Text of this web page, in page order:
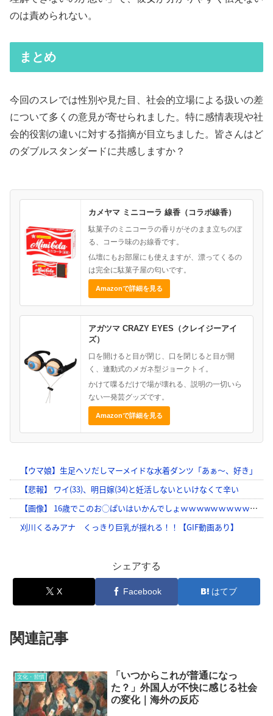
のは責められない。
まとめ
今回のスレでは性別や見た目、社会的立場による扱いの差
について多くの意見が寄せられました。特に感情表現や社
会的役割の違いに対する指摘が目立ちました。皆さんはど
のダブルスタンダードに共感しますか？
カメヤマ ミニコーラ 線香（コラボ線香）
駄菓子のミニコーラの香りがそのまま立ちのぼ
る、コーラ味のお線香です。
仏壇にもお部屋にも使えますが、漂ってくるの
は完全に駄菓子屋の匂いです。
Amazonで詳細を見る
アガツマ CRAZY EYES（クレイジーアイ
ズ）
口を開けると目が閉じ、口を閉じると目が開
く、連動式のメガネ型ジョークトイ。
かけて喋るだけで場が壊れる、説明の一切いら
ない一発芸グッズです。
Amazonで詳細を見る
シェアする
X Facebook はてブ
関連記事
文化・習慣
「いつからこれが普通になっ
た？」外国人が不快に感じる社会
の変化｜海外の反応